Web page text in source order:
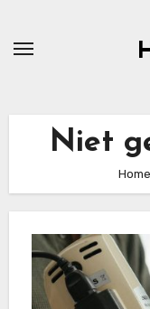
Niet
Home